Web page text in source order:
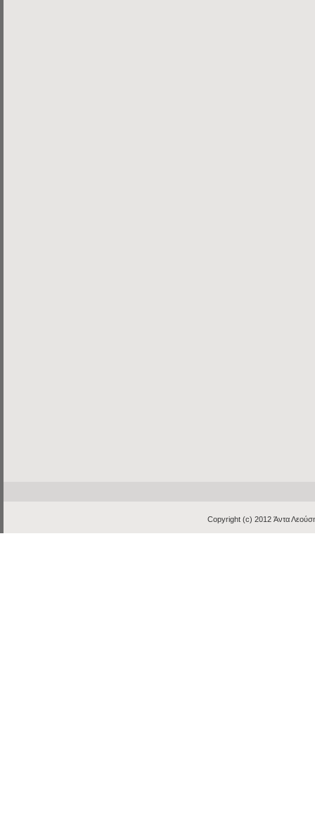
Copyright (c) 2012 Άντα